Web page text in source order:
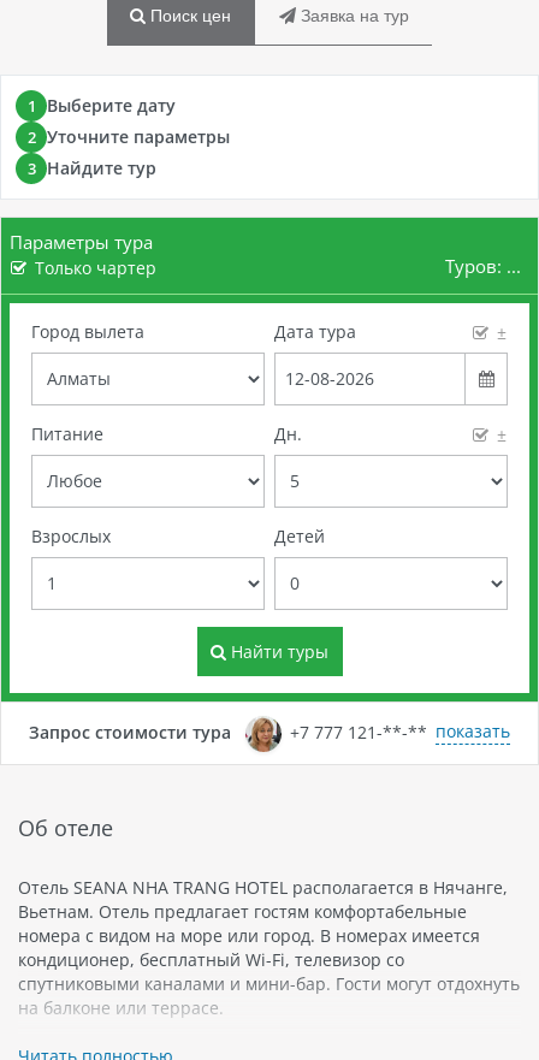
Поиск цен Заявка на тур
1 Выберите дату
2 Уточните параметры
3 Найдите тур
Параметры тура
Только чартер Туров: ...
Город вылета Дата тура ±
Питание Дн. ±
Взрослых Детей
Найти туры
Запрос стоимости тура +7 777 121-**-** показать
Об отеле
Отель SEANA NHA TRANG HOTEL располагается в Нячанге,
Вьетнам. Отель предлагает гостям комфортабельные
номера с видом на море или город. В номерах имеется
кондиционер, бесплатный Wi-Fi, телевизор со
спутниковыми каналами и мини-бар. Гости могут отдохнуть
на балконе или террасе.
Отель имеет ресторан, который предлагает деликатесы